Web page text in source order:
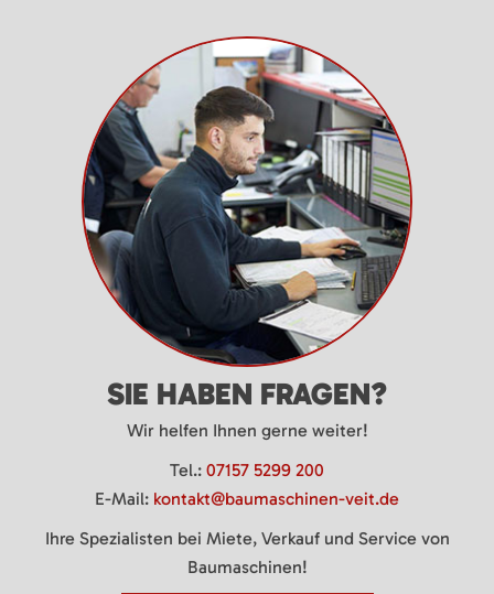
SIE HABEN FRAGEN?
Wir helfen Ihnen gerne weiter!
Tel.: 07157 5299 200
E-Mail: kontakt@baumaschinen-veit.de
Ihre Spezialisten bei Miete, Verkauf und Service von
Baumaschinen!